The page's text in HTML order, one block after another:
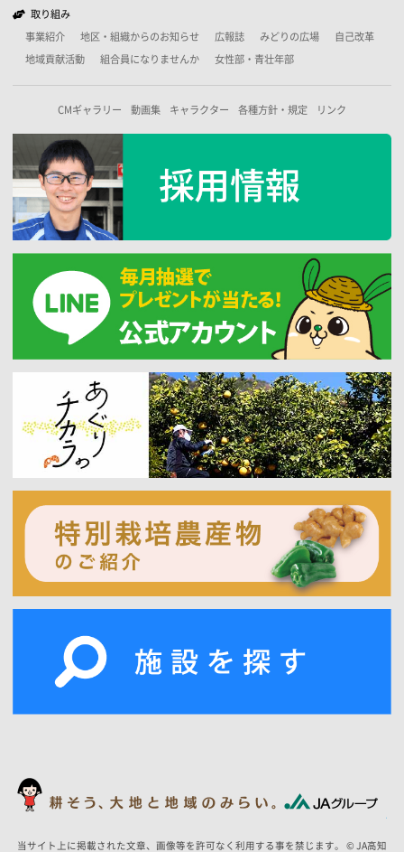
取り組み
事業紹介 地区・組織からのお知らせ 広報誌 みどりの広場 自己改革
地域貢献活動 組合員になりませんか 女性部・青壮年部
CMギャラリー 動画集 キャラクター 各種方針・規定 リンク
当サイト上に掲載された文章、画像等を許可なく利用する事を禁じます。 © JA高知